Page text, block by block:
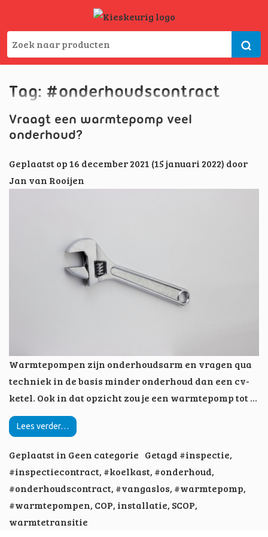
Tag: #onderhoudscontract
Vraagt een warmtepomp veel
onderhoud?
Geplaatst op16 december 2021 (15 januari 2022) door
Jan van Rooijen
Warmtepompen zijn onderhoudsarm en vragen qua
techniek in de basis minder onderhoud dan een cv-
ketel. Ook in dat opzicht zou je een warmtepomp tot …
Lees verder…
Geplaatst in Geen categorie Getagd #inspectie,
#inspectiecontract, #koelkast, #onderhoud,
#onderhoudscontract, #vangaslos, #warmtepomp,
#warmtepompen, COP, installatie, SCOP,
warmtetransitie